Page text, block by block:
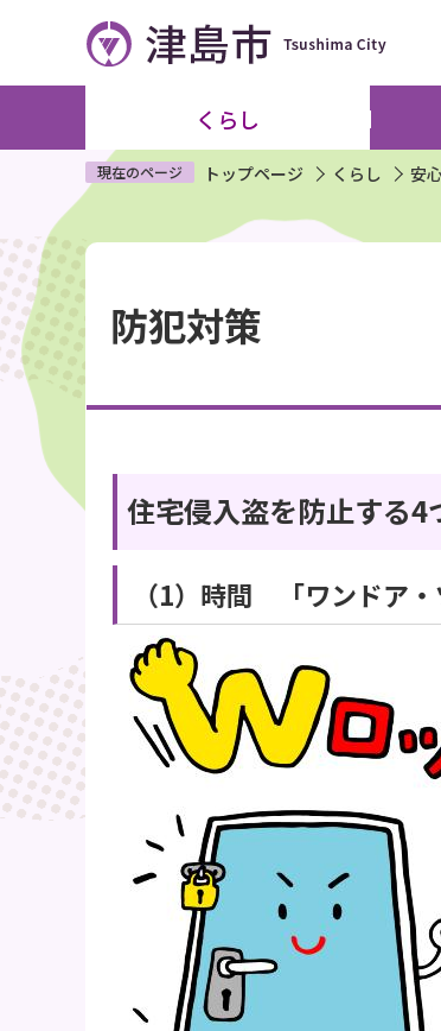
ペ
ジ
頭
で
す
くらし
現在のページ トップページ くらし 安
本
文
こ
こ
か
防犯対策
住宅侵入盗を防止する4
（1）時間 「ワンドア